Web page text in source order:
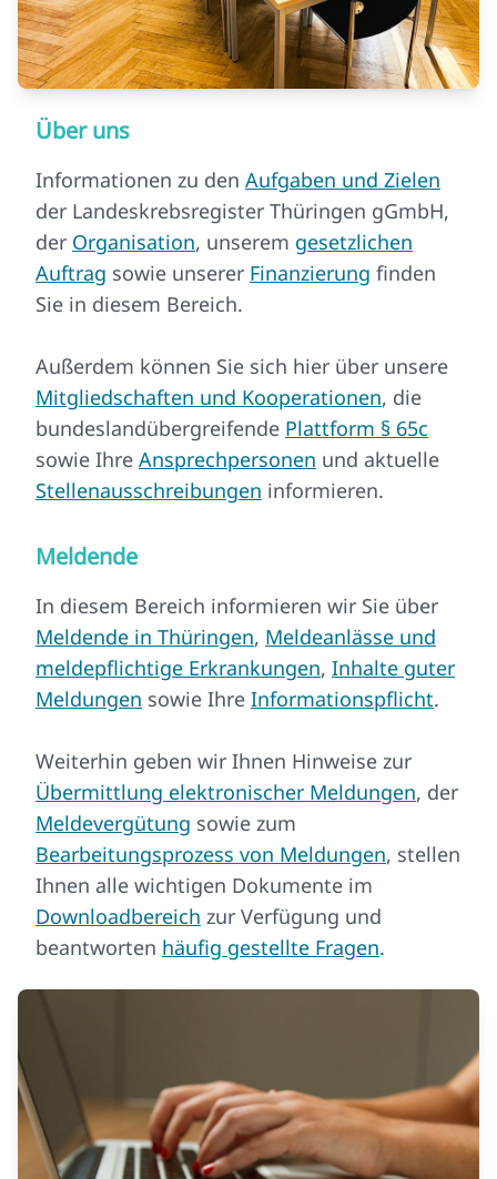
Über uns
Informationen zu den Aufgaben und Zielen
der Landeskrebsregister Thüringen gGmbH,
der Organisation, unserem gesetzlichen
Auftrag sowie unserer Finanzierung finden
Sie in diesem Bereich.
Außerdem können Sie sich hier über unsere
Mitgliedschaften und Kooperationen, die
bundeslandübergreifende Plattform § 65c
sowie Ihre Ansprechpersonen und aktuelle
Stellenausschreibungen informieren.
Meldende
In diesem Bereich informieren wir Sie über
Meldende in Thüringen, Meldeanlässe und
meldepflichtige Erkrankungen, Inhalte guter
Meldungen sowie Ihre Informationspflicht.
Weiterhin geben wir Ihnen Hinweise zur
Übermittlung elektronischer Meldungen, der
Meldevergütung sowie zum
Bearbeitungsprozess von Meldungen, stellen
Ihnen alle wichtigen Dokumente im
Downloadbereich zur Verfügung und
beantworten häufig gestellte Fragen.